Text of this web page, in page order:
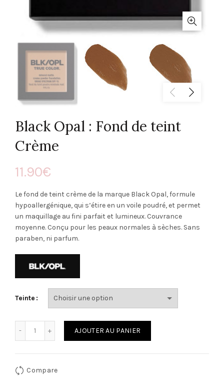
Black Opal : Fond de teint
Crème
11.90€
Le fond de teint crème de la marque Black Opal, formule
hypoallergénique, qui s’étire en un voile poudré, et permet
un maquillage au fini parfait et lumineux. Couvrance
moyenne. Conçu pour les peaux normales à sèches. Sans
paraben, ni parfum.
Teinte
AJOUTER AU PANIER
Compare